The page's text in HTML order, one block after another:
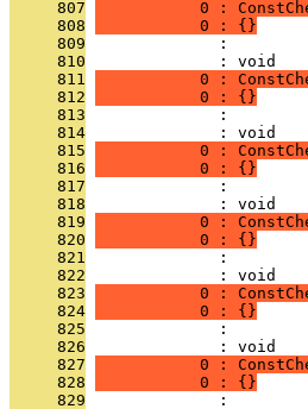
     807
0 :
     808
           0 : {}
     809
              :
     810
              : void
     811
0 :
     812
           0 : {}
     813
              :
     814
              : void
     815
0 :
     816
           0 : {}
     817
              :
     818
              : void
     819
0 :
     820
           0 : {}
     821
              :
     822
              : void
     823
0 :
     824
           0 : {}
     825
              :
     826
              : void
     827
0 :
     828
           0 : {}
     829
              :